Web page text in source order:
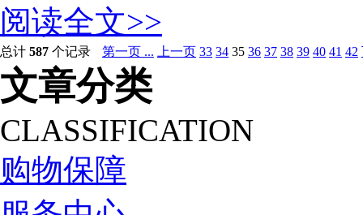
阅读全文>>
总计 587 个记录 第一页 ... 上一页 33 34 35 36 37 38 39 40 41 42
文章分类
CLASSIFICATION
购物保障